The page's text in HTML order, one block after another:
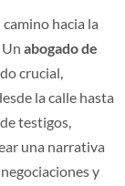
camino hacia la
abogado de
crucial,
la calle hasta
testigos,
una narrativa
y